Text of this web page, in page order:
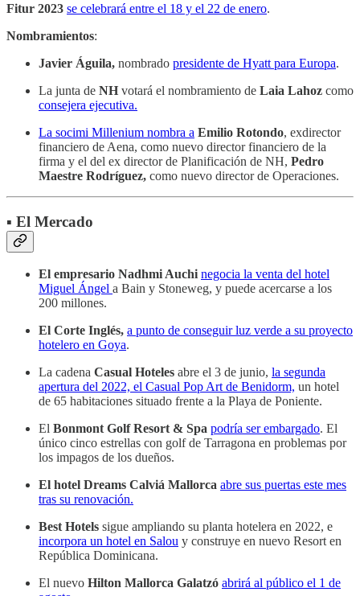
Fitur 2023 se celebrará entre el 18 y el 22 de enero.
Nombramientos:
Javier Águila, nombrado presidente de Hyatt para Europa.
La junta de NH votará el nombramiento de Laia Lahoz como
consejera ejecutiva.
La socimi Millenium nombra a Emilio Rotondo, exdirector
financiero de Aena, como nuevo director financiero de la
firma y el del ex director de Planificación de NH, Pedro
Maestre Rodríguez, como nuevo director de Operaciones.
▪️ El Mercado
El empresario Nadhmi Auchi negocia la venta del hotel
Miguel Ángel a Bain y Stoneweg, y puede acercarse a los
200 millones.
El Corte Inglés, a punto de conseguir luz verde a su proyecto
hotelero en Goya.
La cadena Casual Hoteles abre el 3 de junio, la segunda
apertura del 2022, el Casual Pop Art de Benidorm, un hotel
de 65 habitaciones situado frente a la Playa de Poniente.
El Bonmont Golf Resort & Spa podría ser embargado. El
único cinco estrellas con golf de Tarragona en problemas por
los impagos de los dueños.
El hotel Dreams Calviá Mallorca abre sus puertas este mes
tras su renovación.
Best Hotels sigue ampliando su planta hotelera en 2022, e
incorpora un hotel en Salou y construye en nuevo Resort en
República Dominicana.
El nuevo Hilton Mallorca Galatzó abrirá al público el 1 de